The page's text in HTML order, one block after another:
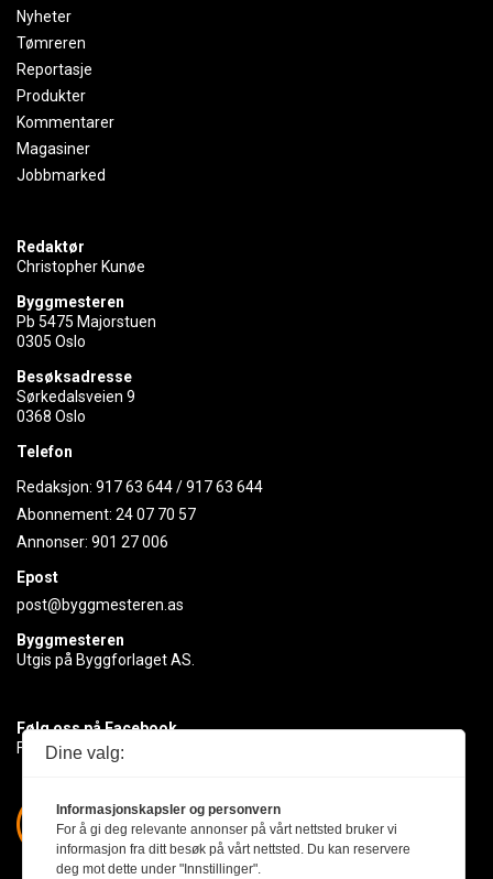
Nyheter
Tømreren
Reportasje
Produkter
Kommentarer
Magasiner
Jobbmarked
Redaktør
Christopher Kunøe
Byggmesteren
Pb 5475 Majorstuen
0305 Oslo
Besøksadresse
Sørkedalsveien 9
0368 Oslo
Telefon
Redaksjon: 917 63 644/917 63 644
Abonnement: 24 07 70 57
Annonser: 901 27 006
Epost
post@byggmesteren.as
Byggmesteren
Utgis på Byggforlaget AS.
Følg oss på Facebook
Få med deg det siste innen byggebransjen
Dine valg:
Informasjonskapsler og personvern
For å gi deg relevante annonser på vårt nettsted bruker vi
informasjon fra ditt besøk på vårt nettsted. Du kan reservere
deg mot dette under "Innstillinger".